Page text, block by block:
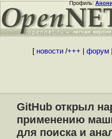
Профиль:
[ новости/+++ форум|
GitHub открыл
применению
для поиска и